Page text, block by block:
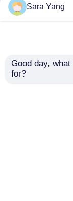
Τετραδιάστατη
συνεχής
Sara Yang
Good day,
for?